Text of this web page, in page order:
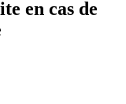
en cas de